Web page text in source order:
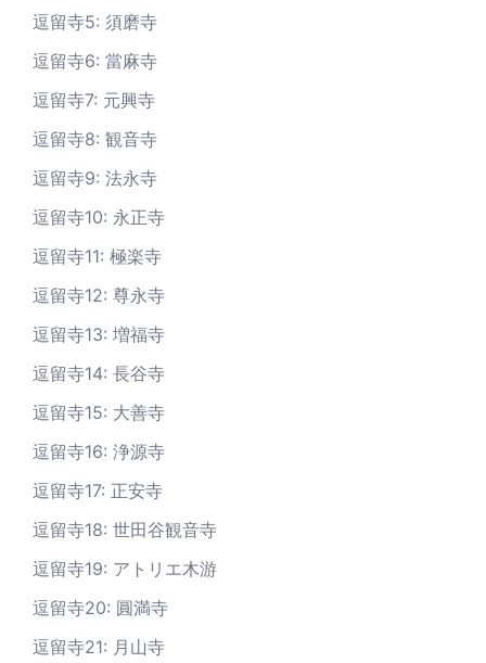
逗留寺5: 須磨寺
逗留寺6: 當麻寺
逗留寺7: 元興寺
逗留寺8: 観音寺
逗留寺9: 法永寺
逗留寺10: 永正寺
逗留寺11: 極楽寺
逗留寺12: 尊永寺
逗留寺13: 増福寺
逗留寺14: 長谷寺
逗留寺15: 大善寺
逗留寺16: 浄源寺
逗留寺17: 正安寺
逗留寺18: 世田谷観音寺
逗留寺19: アトリエ木游
逗留寺20: 圓満寺
逗留寺21: 月山寺